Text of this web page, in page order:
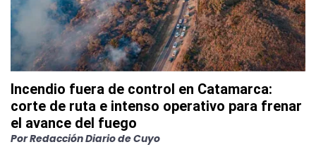
Incendio fuera de control en Catamarca:
corte de ruta e intenso operativo para frenar
el avance del fuego
PorRedacción Diario de Cuyo